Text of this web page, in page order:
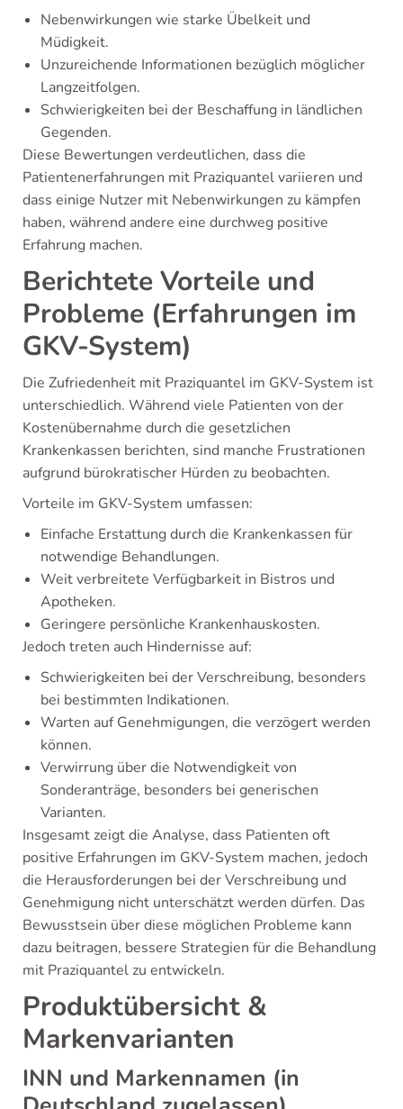
Nebenwirkungen wie starke Übelkeit und
Müdigkeit.
Unzureichende Informationen bezüglich möglicher
Langzeitfolgen.
Schwierigkeiten bei der Beschaffung in ländlichen
Gegenden.
Diese Bewertungen verdeutlichen, dass die
Patientenerfahrungen mit Praziquantel variieren und
dass einige Nutzer mit Nebenwirkungen zu kämpfen
haben, während andere eine durchweg positive
Erfahrung machen.
Berichtete Vorteile und
Probleme (Erfahrungen im
GKV-System)
Die Zufriedenheit mit Praziquantel im GKV-System ist
unterschiedlich. Während viele Patienten von der
Kostenübernahme durch die gesetzlichen
Krankenkassen berichten, sind manche Frustrationen
aufgrund bürokratischer Hürden zu beobachten.
Vorteile im GKV-System umfassen:
Einfache Erstattung durch die Krankenkassen für
notwendige Behandlungen.
Weit verbreitete Verfügbarkeit in Bistros und
Apotheken.
Geringere persönliche Krankenhauskosten.
Jedoch treten auch Hindernisse auf:
Schwierigkeiten bei der Verschreibung, besonders
bei bestimmten Indikationen.
Warten auf Genehmigungen, die verzögert werden
können.
Verwirrung über die Notwendigkeit von
Sonderanträge, besonders bei generischen
Varianten.
Insgesamt zeigt die Analyse, dass Patienten oft
positive Erfahrungen im GKV-System machen, jedoch
die Herausforderungen bei der Verschreibung und
Genehmigung nicht unterschätzt werden dürfen. Das
Bewusstsein über diese möglichen Probleme kann
dazu beitragen, bessere Strategien für die Behandlung
mit Praziquantel zu entwickeln.
Produktübersicht &
Markenvarianten
INN und Markennamen (in